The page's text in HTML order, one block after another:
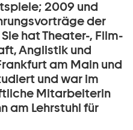
2009 und
der
hat Theater-, Film-
Anglistik und
am Main und
und war im
Mitarbeiterin
am Lehrstuhl für